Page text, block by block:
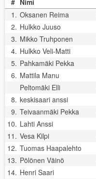
# Nimi
1. Oksanen Reima
2. Hulkko Juuso
3. Mikko Truhponen
4. Hulkko Veli-Matti
5. Pahkamäki Pekka
6. Mattila Manu
Peltomäki Elli
8. keskisaari anssi
9. Teivaanmäki Pekka
10. Lahti Anssi
11. Vesa Kilpi
12. Tuomas Haapalehto
13. Pölönen Väinö
14. Henri Saari